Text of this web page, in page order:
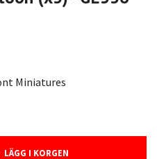
Miniatures
LÄGG I KORGEN